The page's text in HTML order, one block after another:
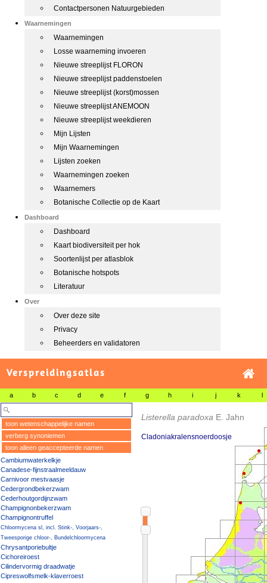
Contactpersonen Natuurgebieden
Waarnemingen
Waarnemingen
Losse waarneming invoeren
Nieuwe streeplijst FLORON
Nieuwe streeplijst paddenstoelen
Nieuwe streeplijst (korst)mossen
Nieuwe streeplijst ANEMOON
Nieuwe streeplijst weekdieren
Mijn Lijsten
Mijn Waarnemingen
Lijsten zoeken
Waarnemingen zoeken
Waarnemers
Botanische Collectie op de Kaart
Dashboard
Dashboard
Kaart biodiversiteit per hok
Soortenlijst per atlasblok
Botanische hotspots
Literatuur
Over
Over deze site
Privacy
Beheerders en validatoren
Verspreidingsatlas
a b c d e f g h i j k l
toon wetenschappelijke namen
verberg synoniemen
toon alleen geaccepteerde namen
Cambiumwaterkelkje
Canadese-fijnstraalmeeldauw
Carnivoor mestvaasje
Cedergrondbekerzwam
Cederhoutgordijnzwam
Champignonbekerzwam
Champignontruffel
Chloormycena sl, incl. Stink-, Voorjaars-,
Tweesporige chloor-, Bundelchloormycena
Chrysantporiebultje
Cichoreiroest
Cilindervormig draadwatje
Cipreswolfsmelk-klaverroest
Listerella paradoxa E. Jahn
Cladoniakralensnoerdoosje